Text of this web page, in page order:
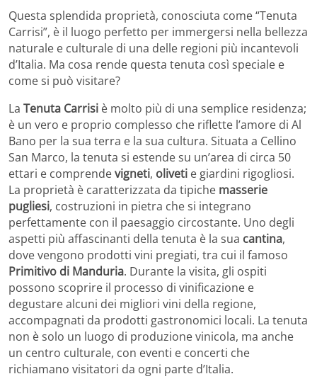
Questa splendida proprietà, conosciuta come “Tenuta
Carrisi”, è il luogo perfetto per immergersi nella bellezza
naturale e culturale di una delle regioni più incantevoli
d’Italia. Ma cosa rende questa tenuta così speciale e
come si può visitare?
La Tenuta Carrisi è molto più di una semplice residenza;
è un vero e proprio complesso che riflette l’amore di Al
Bano per la sua terra e la sua cultura. Situata a Cellino
San Marco, la tenuta si estende su un’area di circa 50
ettari e comprendevigneti, oliveti e giardini rigogliosi.
La proprietà è caratterizzata da tipiche masserie
pugliesi, costruzioni in pietra che si integrano
perfettamente con il paesaggio circostante. Uno degli
aspetti più affascinanti della tenuta è la sua cantina,
dove vengono prodotti vini pregiati, tra cui il famoso
Primitivo di Manduria. Durante la visita, gli ospiti
possono scoprire il processo di vinificazione e
degustare alcuni dei migliori vini della regione,
accompagnati da prodotti gastronomici locali. La tenuta
non è solo un luogo di produzione vinicola, ma anche
un centro culturale, con eventi e concerti che
richiamano visitatori da ogni parte d’Italia.